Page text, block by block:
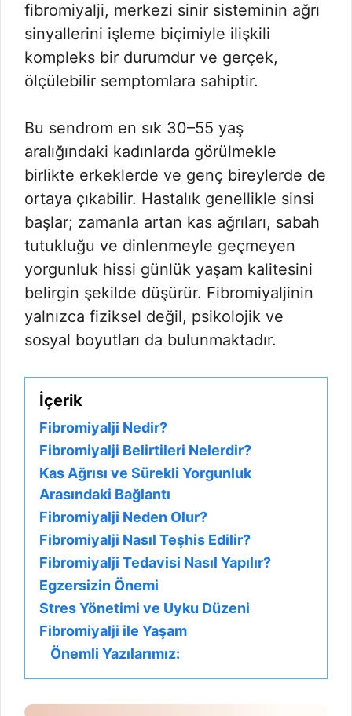
fibromiyalji, merkezi sinir sisteminin ağrı
sinyallerini işleme biçimiyle ilişkili
kompleks bir durumdur ve gerçek,
ölçülebilir semptomlara sahiptir.
Bu sendrom en sık 30–55 yaş
aralığındaki kadınlarda görülmekle
birlikte erkeklerde ve genç bireylerde de
ortaya çıkabilir. Hastalık genellikle sinsi
başlar; zamanla artan kas ağrıları, sabah
tutukluğu ve dinlenmeyle geçmeyen
yorgunluk hissi günlük yaşam kalitesini
belirgin şekilde düşürür. Fibromiyaljinin
yalnızca fiziksel değil, psikolojik ve
sosyal boyutları da bulunmaktadır.
İçerik
Fibromiyalji Nedir?
Fibromiyalji Belirtileri Nelerdir?
Kas Ağrısı ve Sürekli Yorgunluk
Arasındaki Bağlantı
Fibromiyalji Neden Olur?
Fibromiyalji Nasıl Teşhis Edilir?
Fibromiyalji Tedavisi Nasıl Yapılır?
Egzersizin Önemi
Stres Yönetimi ve Uyku Düzeni
Fibromiyalji ile Yaşam
Önemli Yazılarımız: